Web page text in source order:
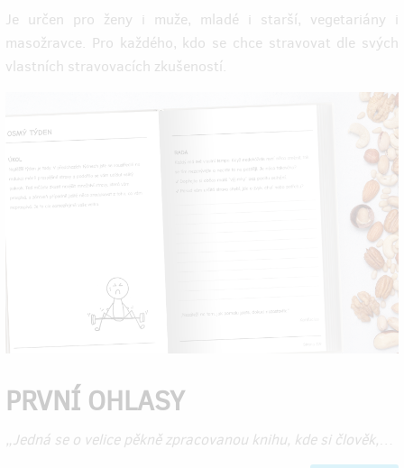
Je určen pro ženy i muže, mladé i starší, vegetariány i
masožravce. Pro každého, kdo se chce stravovat dle svých
vlastních stravovacích zkušeností.
PRVNÍ OHLASY
„Jedná se o velice pěkně zpracovanou knihu, kde si člověk,…